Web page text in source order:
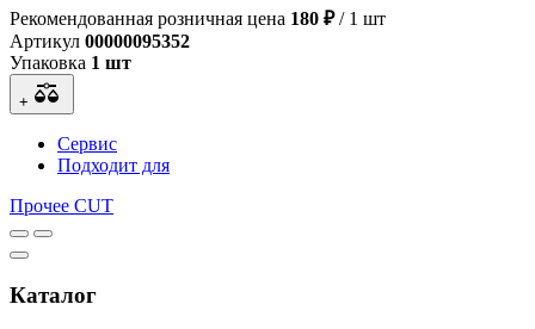
Рекомендованная розничная цена 180 ₽/ 1 шт
Артикул 00000095352
Упаковка 1 шт
+
Сервис
Подходит для
Прочее CUT
Каталог